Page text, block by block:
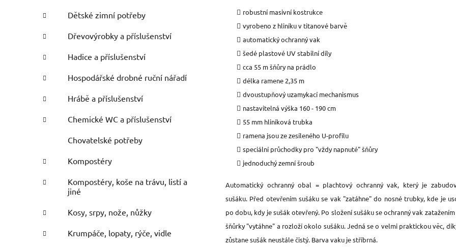
Dětské zimní potřeby
Dřevovýrobky a příslušenství
Hadice a příslušenství
Hospodářské drobné ruční nářadí
Hrábě a příslušenství
Chemické WC a příslušenství
Chovatelské potřeby
Kompostéry
Kompostéry, koše na trávu, listí a
jiné
Kosy, srpy, nože, nůžky
Krumpáče, lopaty, rýče, vidle
robustní masivní kostrukce
vyrobeno z hliníku v titanové barvě
automatický ochranný vak
šedé plastové UV stabilní díly
cca 55 m šňůry na prádlo
délka ramene 2,35 m
dvoustupňový uzamykací mechanismus
nastavitelná výška 160 - 190 cm
55 mm hliníková trubka
ramena jsou ze zesíleného U-profilu
speciální průchodky pro "vždy napnuté" šňůry
jednoduchý zemní šroub
Automatický ochranný obal = plachtový ochranný vak, který je
sušáku. Před otevřením sušáku se vak "zatáhne" do nosné trubky, kde je
po dobu, kdy je sušák otevřený. Po složení sušáku se ochranný vak
šňůrky "vytáhne" a rozloží okolo sušáku. Jedná se o velmi praktickou věc,
zůstane sušák neustále čistý. Barva vaku je stříbrná.